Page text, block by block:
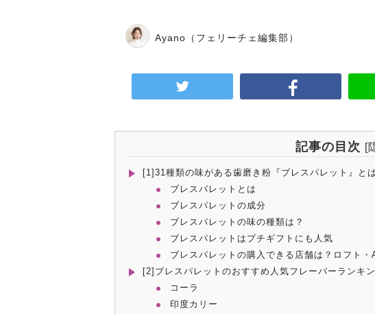
Ayano （フェリーチェ編集部）
記事の目次 [
[1]31種類の味がある歯磨き粉『ブレスパレット』とは
ブレスパレットとは
ブレスパレットの成分
ブレスパレットの味の種類は？
ブレスパレットはプチギフトにも人気
ブレスパレットの購入できる店舗は？ロフト
[2]ブレスパレットのおすすめ人気フレーバーランキ
コーラ
印度カリー